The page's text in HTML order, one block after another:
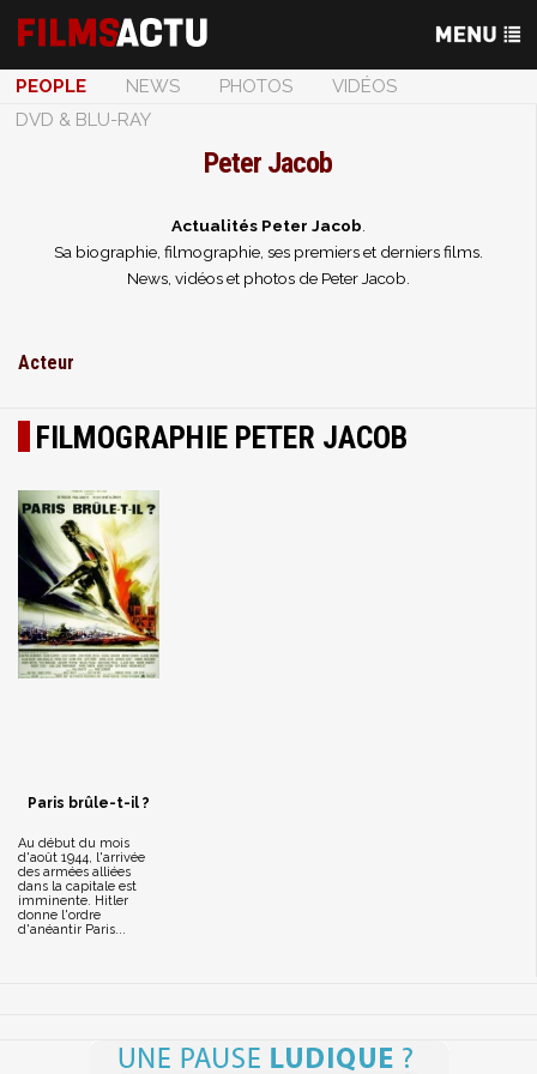
PEOPLE NEWS PHOTOS
VIDÉOS
DVD & BLU-RAY
Peter Jacob
Actualités Peter Jacob
Sa biographie, filmographie, ses premiers et derniers films.
News, vidéos et photos de Peter Jacob.
Acteur
FILMOGRAPHIE PETER JACOB
Paris brûle-t-il ?
Au début du mois
d'août 1944, l'arrivée
des armées alliées
dans la capitale est
imminente. Hitler
donne l'ordre
d'anéantir Paris...